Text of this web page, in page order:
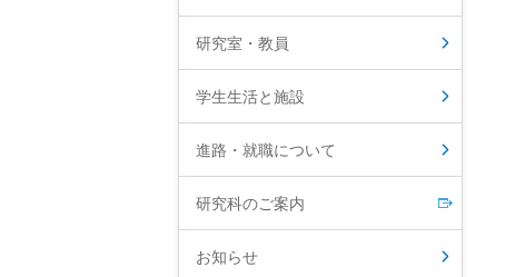
研究室・教員
学生生活と施設
進路・就職について
研究科のご案内
お知らせ